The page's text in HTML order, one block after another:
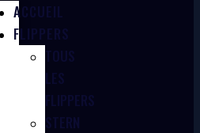
ACCUEIL
FLIPPERS
TOUS
LES
FLIPPERS
STERN